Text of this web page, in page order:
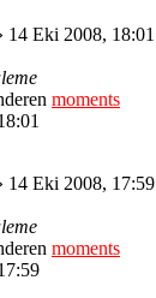
14 Eki 2008, 18:01
moments
14 Eki 2008, 17:59
moments